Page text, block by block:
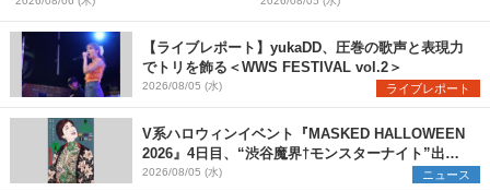
バンアーティストを一斉解禁
グルメ×ランタンナイトで彩る2日
間
【ライブレポート】yukaDD、圧巻の歌声と表現力
でトリを飾る＜WWS FESTIVAL vol.2＞
2026/08/05 (水) ライブレポート
V系ハロウィンイベント『MASKED HALLOWEEN
2026』4日目、“渋谷魔界†モンスターナイト”出演6
組を発表
2026/08/05 (水) ニュース